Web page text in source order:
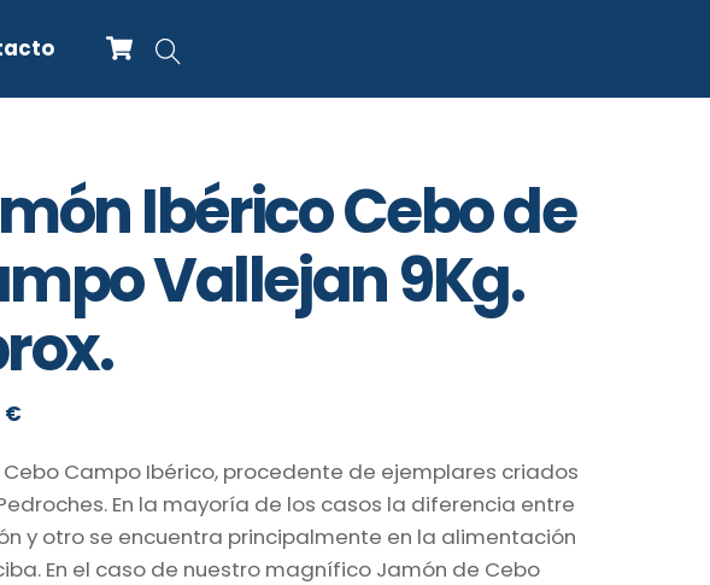
Cart
Ibérico Cebo de
Vallejan 9Kg.
€
Campo Ibérico, procedente de ejemplares criados
En la mayoría de los casos la diferencia entre
y otro se encuentra principalmente en la alimentación
En el caso de nuestro magnífico Jamón de Cebo